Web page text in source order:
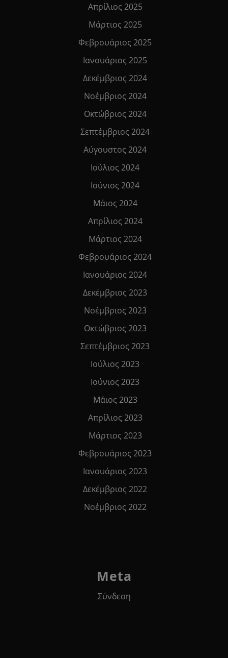
Απρίλιος 2025
Μάρτιος 2025
Φεβρουάριος 2025
Ιανουάριος 2025
Δεκέμβριος 2024
Νοέμβριος 2024
Οκτώβριος 2024
Σεπτέμβριος 2024
Αύγουστος 2024
Ιούλιος 2024
Ιούνιος 2024
Μάιος 2024
Απρίλιος 2024
Μάρτιος 2024
Φεβρουάριος 2024
Ιανουάριος 2024
Δεκέμβριος 2023
Νοέμβριος 2023
Οκτώβριος 2023
Σεπτέμβριος 2023
Ιούλιος 2023
Ιούνιος 2023
Μάιος 2023
Απρίλιος 2023
Μάρτιος 2023
Φεβρουάριος 2023
Ιανουάριος 2023
Δεκέμβριος 2022
Νοέμβριος 2022
Meta
Σύνδεση